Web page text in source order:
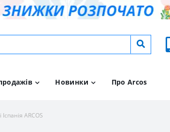
Новинки Про Arcos
ARCOS